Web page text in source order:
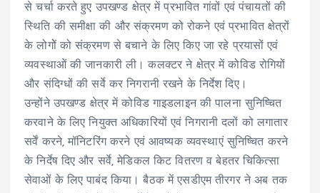
से चर्चा करते हुए उपखण्ड क्षेत्र में प्रभावित गांवों एवं पंचायतों की
स्थिति की समीक्षा की और संक्रमण को रोकने एवं प्रभावित क्षेत्रों
के लोगोें को संक्रमण से बचाने के लिए किए जा रहे प्रयासों एवं
व्यवस्थाओं की जानकारी ली। कलक्टर ने क्षेत्र में कोविड रोगियों
और संदिग्धों की सर्वे कर निगरानी रखने के निर्देश दिए।
उन्होंने उपखण्ड क्षेत्र में कोविड गाइडलाइन की पालना सुनिष्चित
करवाने के लिए नियुक्त अधिकारियों एवं निगरानी दलों को लगातार
सर्वें करने, मॉनिटरिंग करने एवं आवष्यक व्यवस्थाएं सुनिष्चित करने
के निर्देष दिए और सर्वे, मेडिकल किट वितरण व बेहतर चिकित्सा
सेवाओं के लिए पाबंद किया। बैठक में एसडीएम तीरगर ने अब तक